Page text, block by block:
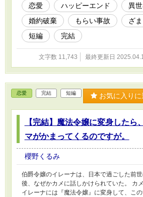
恋愛 ハッピーエンド
異
婚約破棄
もらい事故 ざ
短編
完結
文字数 11,743 最終更新日
恋愛 完結 短編 お気に入りに
【完結】魔法令嬢に変身したら
マがかまってくるのですが。
櫻野くるみ
伯爵令嬢のイレーナは、日本で過ごした前
後、なぜかカメに話しかけられていた。 カ
イレーナには『魔法令嬢』に変身して、こ